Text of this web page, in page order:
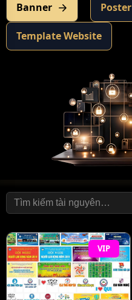
Banner Poster
Template Website
VIP